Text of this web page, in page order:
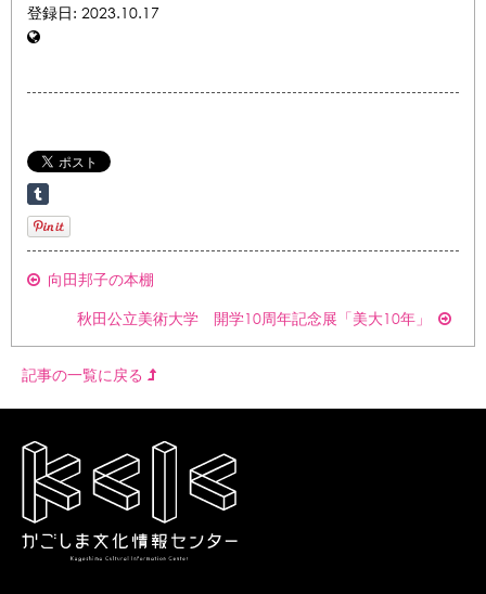
登録日: 2023.10.17
向田邦子の本棚
秋田公立美術大学 開学10周年記念展「美大10年」
記事の一覧に戻る